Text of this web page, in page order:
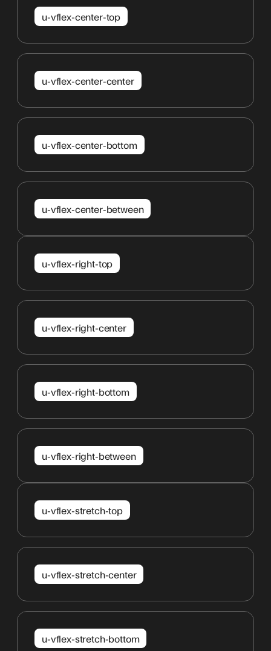
u-vflex-center-top
u-vflex-center-center
u-vflex-center-bottom
u-vflex-center-between
u-vflex-right-top
u-vflex-right-center
u-vflex-right-bottom
u-vflex-right-between
u-vflex-stretch-top
u-vflex-stretch-center
u-vflex-stretch-bottom